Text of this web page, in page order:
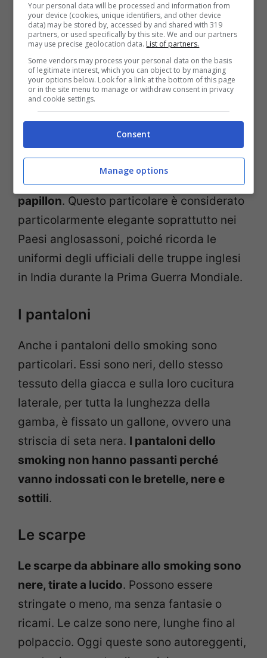
Altro grande dettaglio sono il panciotto e
la fusciacca. Essi rappresentano l’uno
l’alternativa all’altro e vanno portati sotto
la giacca monopetto. Il panciotto da
smoking è particolare. Anch’esso di colore
nero, è tagliato su misura e non si vede
quando la giacca è indossata.
La fusciacca invece consiste una fascia di
raso di seta dello stesso colore del
papillon. Questo particolare è considerato
particolarmente elegante soprattutto nei
Paesi anglosassoni, poiché ricorda le
uniformi degli ufficiali delle truppe inglesi
in India durante la Prima Guerra Mondiale.
I pantaloni
Anche i pantaloni dello smoking sono
particolari. Essi sono neri, dello stesso
tessuto della giacca e sulla loro cucitura
laterale, per tutta la lunghezza della
gamba, è fissato un gallone, ovvero una
striscia di seta nera. I pantaloni dello
smoking non hanno passanti perché
vanno indossati con le bretelle, nere e
sottili.
Le scarpe
Le scarpe da abbinare allo smoking sono
nere, tirate a lucido. Possono essere
stringate o meno, ma senza fantasie o
ricami. Le calze sono nere, lunghe fino al
polpaccio. Oggi queste sono autoreggenti,
Your personal data will be processed and information from
your device (cookies, unique identifiers, and other device
data) may be stored by, accessed by and shared with 319
partners, or used specifically by this site. We and our partners
may use precise geolocation data. List of partners.
Some vendors may process your personal data on the basis
of legitimate interest, which you can object to by managing
your options below. Look for a link at the bottom of this page
or in the site menu to manage or withdraw consent in privacy
and cookie settings.
Consent
Manage options